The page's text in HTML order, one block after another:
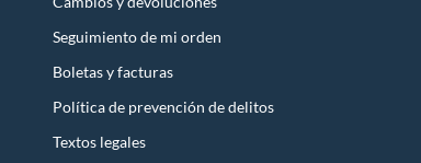
Seguimiento de mi orden
Boletas y facturas
Política de prevención de delitos
Textos legales